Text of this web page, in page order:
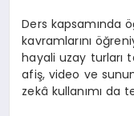
Ders kapsamında
kavramlarını
hayali uzay turları
afiş, video ve
zekâ kullanımı da